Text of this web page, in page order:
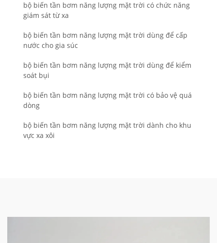
bộ biến tần bơm năng lượng mặt trời có chức năng
giám sát từ xa
bộ biến tần bơm năng lượng mặt trời dùng để cấp
nước cho gia súc
bộ biến tần bơm năng lượng mặt trời dùng để kiểm
soát bụi
bộ biến tần bơm năng lượng mặt trời có bảo vệ quá
dòng
bộ biến tần bơm năng lượng mặt trời dành cho khu
vực xa xôi